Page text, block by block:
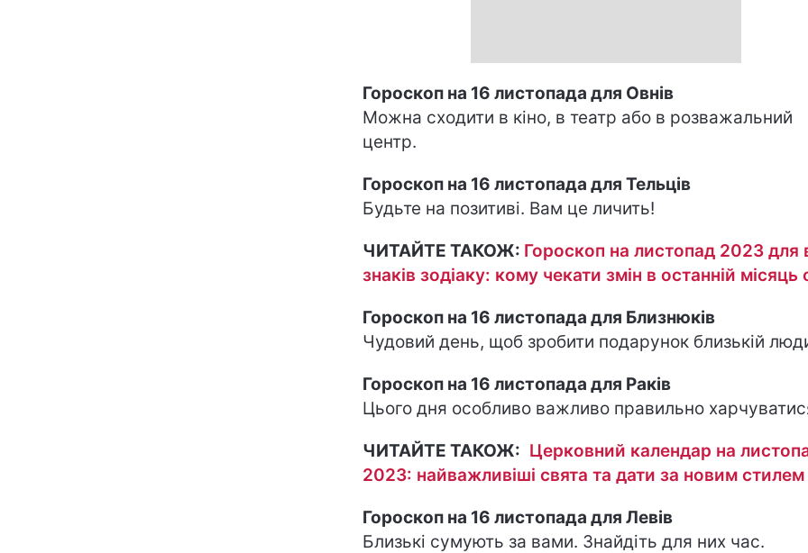
Гороскоп на 16 листопада для Овнів
Можна сходити в кіно, в театр або в розважальний
центр.
Гороскоп на 16 листопада для Тельців
Будьте на позитиві. Вам це личить!
ЧИТАЙТЕ ТАКОЖ: Гороскоп на листопад 2023 для
знаків зодіаку: кому чекати змін в останній місяць
Гороскоп на 16 листопада для Близнюків
Чудовий день, щоб зробити подарунок близькій
Гороскоп на 16 листопада для Раків
Цього дня особливо важливо правильно
ЧИТАЙТЕ ТАКОЖ: Церковний календар на
2023: найважливіші свята та дати за новим стилем
Гороскоп на 16 листопада для Левів
Близькі сумують за вами. Знайдіть для них час.